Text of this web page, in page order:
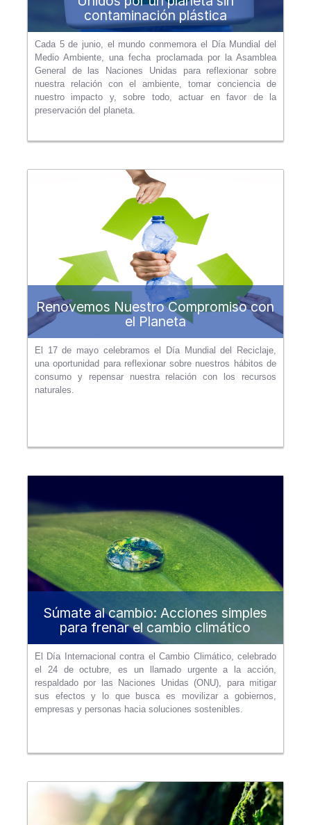
contaminación plástica
Cada 5 de junio, el mundo conmemora el Día Mundial del
Medio Ambiente, una fecha proclamada por la Asamblea
General de las Naciones Unidas para reflexionar sobre
nuestra relación con el ambiente, tomar conciencia de
nuestro impacto y, sobre todo, actuar en favor de la
preservación del planeta.
Renovemos Nuestro Compromiso con
el Planeta
El 17 de mayo celebramos el Día Mundial del Reciclaje,
una oportunidad para reflexionar sobre nuestros hábitos de
consumo y repensar nuestra relación con los recursos
naturales.
Súmate al cambio: Acciones simples
para frenar el cambio climático
El Día Internacional contra el Cambio Climático, celebrado
el 24 de octubre, es un llamado urgente a la acción,
respaldado por las Naciones Unidas (ONU), para mitigar
sus efectos y lo que busca es movilizar a gobiernos,
empresas y personas hacia soluciones sostenibles.